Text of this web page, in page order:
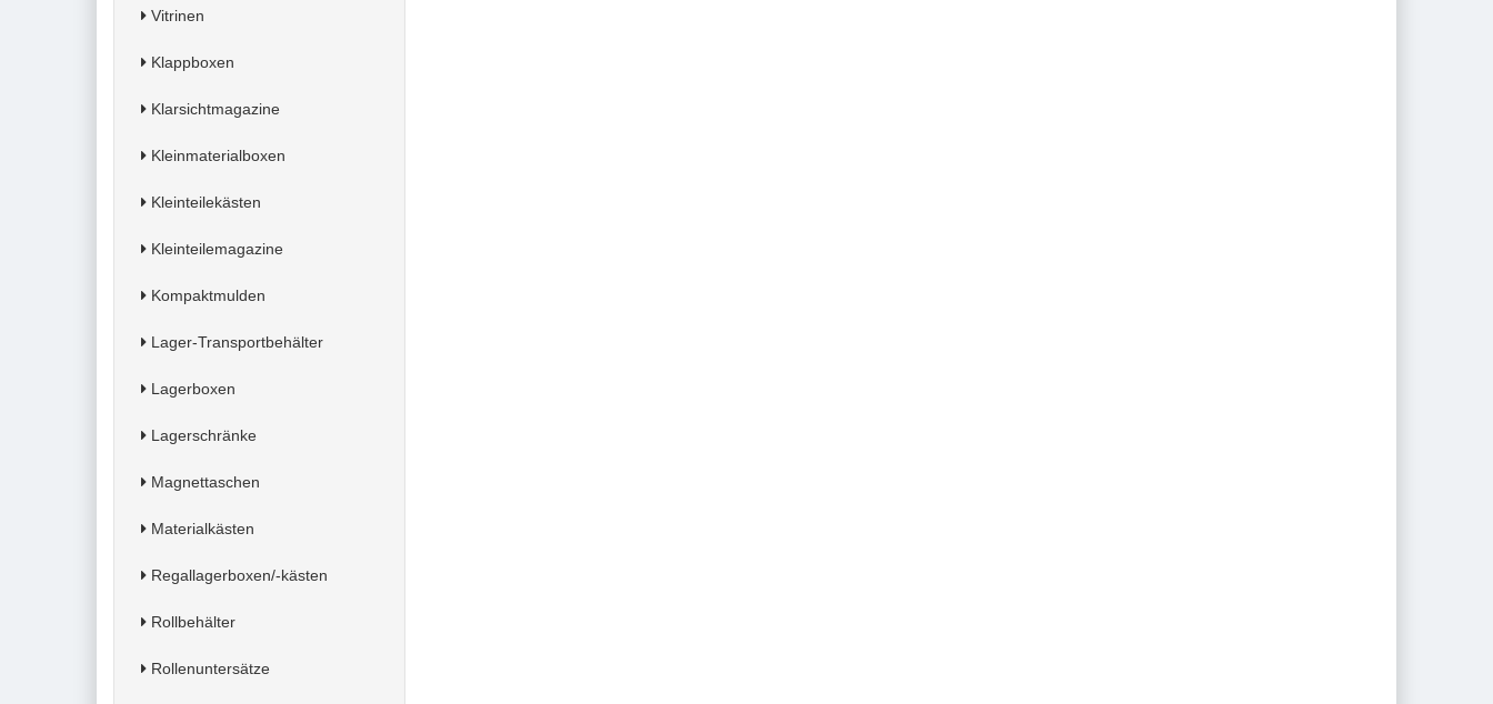
Vitrinen
Klappboxen
Klarsichtmagazine
Kleinmaterialboxen
Kleinteilekästen
Kleinteilemagazine
Kompaktmulden
Lager-Transportbehälter
Lagerboxen
Lagerschränke
Magnettaschen
Materialkästen
Regallagerboxen/-kästen
Rollbehälter
Rollenuntersätze